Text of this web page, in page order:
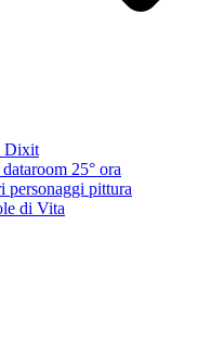
Dixit
25° ora
personaggi pittura
di Vita